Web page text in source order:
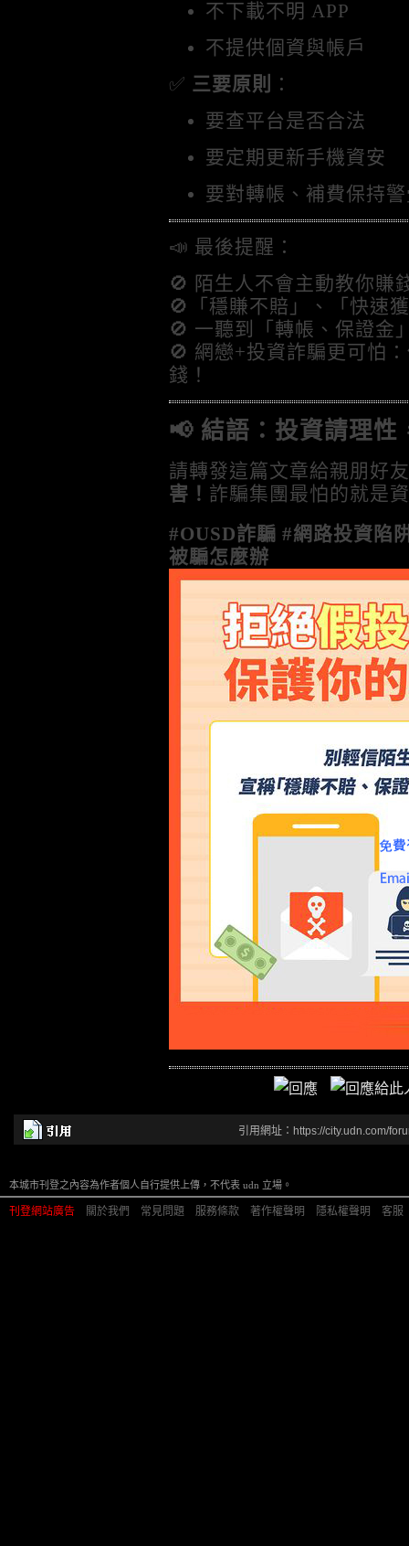
不下載不明 APP
不提供個資與帳戶
✅ 三要原則
：
要查平台是否合法
要定期更新手機資安
要對轉帳、補費保持
📣 最後提醒：
🚫 陌生人不會主動教你賺
🚫「穩賺不賠」、「快速
🚫 一聽到「轉帳、保證金
🚫 網戀+投資詐騙更可怕
錢！
📢 結語：投資請理性
請轉發這篇文章給親朋好
害！ 詐騙集團最怕的就是
#OUSD詐騙 #網路投資陷
被騙怎麼辦
引用網址：https://city.udn.com/
本城市刊登之內容為作者個人自行提供上傳，不代表 udn 立場。
刊登網站廣告 關於我們 常見問題 服務條款 著作權聲明 隱私權聲明 客服